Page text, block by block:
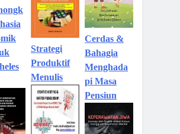
Strategi
Produktif
Menulis
Cerdas &
Bahagia
Menghada
pi Masa
Pensiun